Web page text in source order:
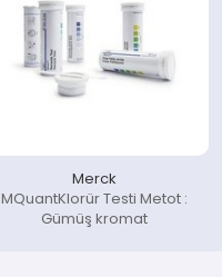
Merck
MQuantKlorür Testi Metot :
Gümüş kromat